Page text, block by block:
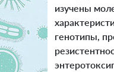
изучены
генотипы,